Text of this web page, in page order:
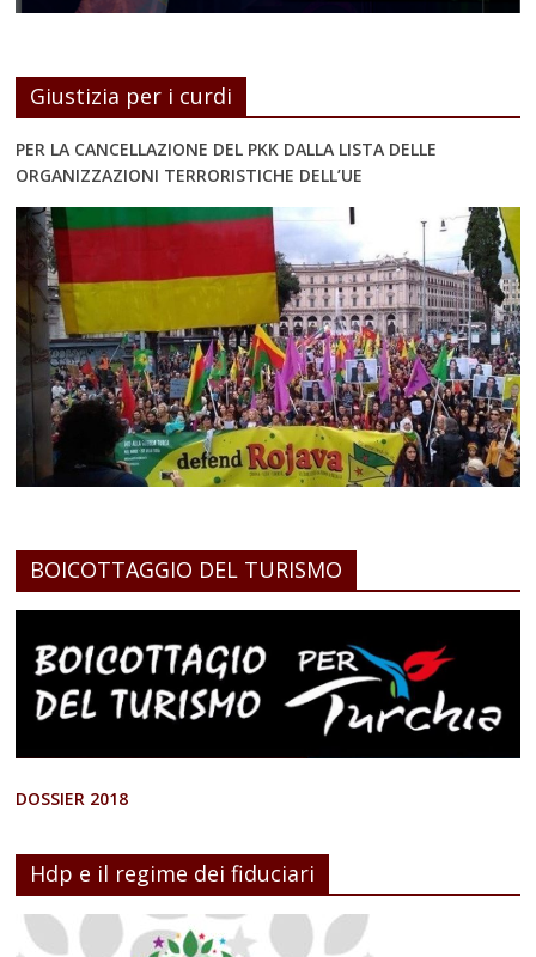
Giustizia per i curdi
PER LA CANCELLAZIONE DEL PKK DALLA LISTA DELLE
ORGANIZZAZIONI TERRORISTICHE DELL’UE
BOICOTTAGGIO DEL TURISMO
DOSSIER 2018
Hdp e il regime dei fiduciari